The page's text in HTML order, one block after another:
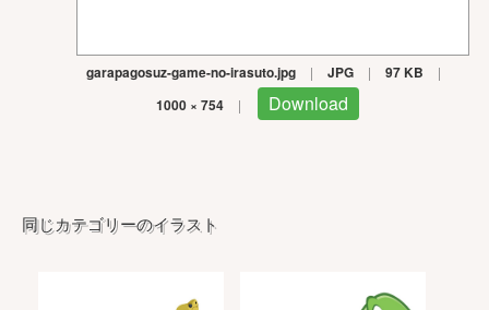
garapagosuz-game-no-irasuto.jpg | JPG | 97 KB |
1000 × 754 | Download
同じカテゴリーのイラスト